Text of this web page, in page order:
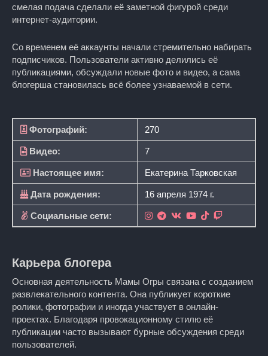
смелая подача сделали её заметной фигурой среди
интернет-аудитории.
Со временем её аккаунты начали стремительно набирать
подписчиков. Пользователи активно делились её
публикациями, обсуждали новые фото и видео, а сама
блогерша становилась всё более узнаваемой в сети.
Фотографий: 270
Видео: 7
Настоящее имя: Екатерина Тарковская
Дата рождения: 16 апреля 1974 г.
Социальные сети:
Карьера блогера
Основная деятельность Мамы Огры связана с созданием
развлекательного контента. Она публикует короткие
ролики, фотографии и иногда участвует в онлайн-
проектах. Благодаря провокационному стилю её
публикации часто вызывают бурные обсуждения среди
пользователей.